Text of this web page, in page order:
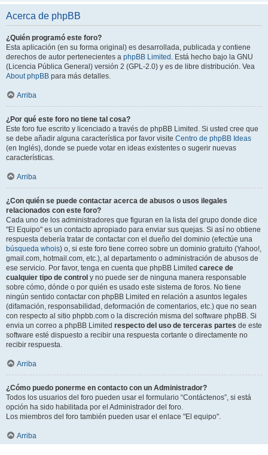
Acerca de phpBB
¿Quién programó este foro?
Esta aplicación (en su forma original) es desarrollada, publicada y contiene
derechos de autor pertenecientes a phpBB Limited . Está hecho bajo la GNU
(Licencia Pública General) versión 2 (GPL-2.0) y es de libre distribución. Vea
About phpBB para más detalles.
Arriba
¿Por qué este foro no tiene tal cosa?
Este foro fue escrito y licenciado a través de phpBB Limited. Si usted cree que
se debe añadir alguna característica por favor visite Centro de phpBB Ideas
(en Inglés), donde se puede votar en ideas existentes o sugerir nuevas
características.
Arriba
¿Con quién se puede contactar acerca de abusos o usos ilegales
relacionados con este foro?
Cada uno de los administradores que figuran en la lista del grupo donde dice
"El Equipo" es un contacto apropiado para enviar sus quejas. Si así no obtiene
respuesta debería tratar de contactar con el dueño del dominio (efectúe una
búsqueda whois) o, si este foro tiene correo sobre un dominio gratuito (Yahoo!,
gmail.com, hotmail.com, etc.), al departamento o administración de abusos de
ese servicio. Por favor, tenga en cuenta que phpBB Limited carece de
cualquier tipo de control y no puede ser de ninguna manera responsable
sobre cómo, dónde o por quién es usado este sistema de foros. No tiene
ningún sentido contactar con phpBB Limited en relación a asuntos legales
(difamación, responsabilidad, deformación de comentarios, etc.) que no sean
con respecto al sitio phpbb.com o la discreción misma del software phpBB. Si
envia un correo a phpBB Limited respecto del uso de terceras partes de este
software esté dispuesto a recibir una respuesta cortante o directamente no
recibir respuesta.
Arriba
¿Cómo puedo ponerme en contacto con un Administrador?
Todos los usuarios del foro pueden usar el formulario “Contáctenos”, si está
opción ha sido habilitada por el Administrador del foro.
Los miembros del foro también pueden usar el enlace "El equipo".
Arriba